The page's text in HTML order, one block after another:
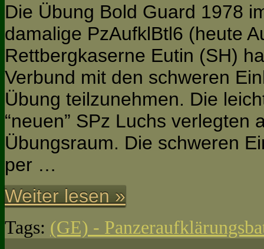
Die Übung Bold Guard 1978
damalige PzAufklBtl6 (heute
Rettbergkaserne Eutin (SH)
Verbund mit den schweren
Übung teilzunehmen. Die
“neuen” SPz Luchs verlegten
Übungsraum. Die schweren
per …
Weiter lesen »
Tags: (GE) -